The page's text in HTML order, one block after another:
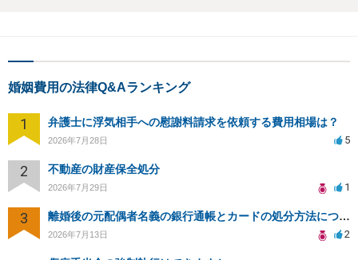
婚姻費用の法律Q&Aランキング
1 弁護士に浮気相手への慰謝料請求を依頼する費用相場は？
2026年7月28日 5
2 不動産の財産保全処分
2026年7月29日 1
3 離婚後の元配偶者名義の銀行通帳とカードの処分方法について
2026年7月13日 2